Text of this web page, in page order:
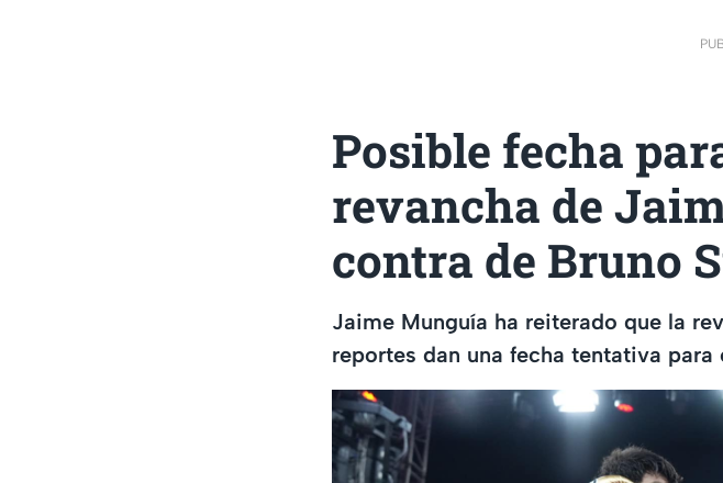
Posible fecha
revancha de
contra de Bruno
Jaime Munguía ha reiterado que la
reportes dan una fecha tentativa